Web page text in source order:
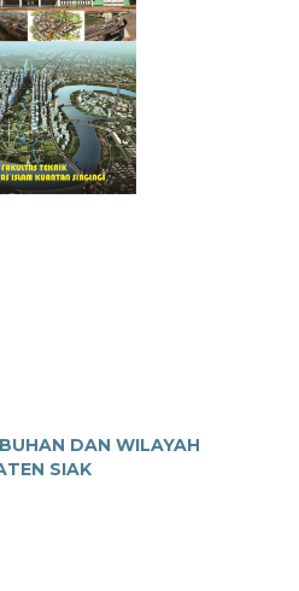
DAN WILAYAH
SIAK